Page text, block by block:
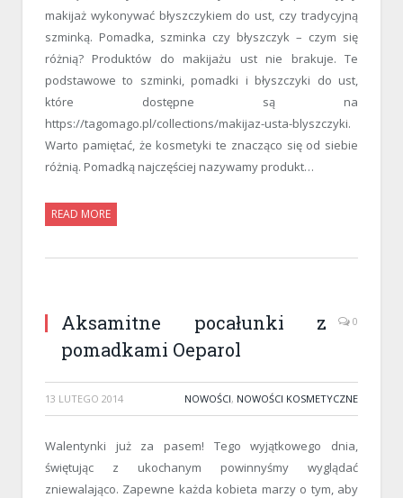
makijaż wykonywać błyszczykiem do ust, czy tradycyjną
szminką. Pomadka, szminka czy błyszczyk – czym się
różnią? Produktów do makijażu ust nie brakuje. Te
podstawowe to szminki, pomadki i błyszczyki do ust,
które dostępne są na
https://tagomago.pl/collections/makijaz-usta-blyszczyki.
Warto pamiętać, że kosmetyki te znacząco się od siebie
różnią. Pomadką najczęściej nazywamy produkt…
READ MORE
Aksamitne pocałunki z
pomadkami Oeparol
0
13 LUTEGO 2014 NOWOŚCI, NOWOŚCI KOSMETYCZNE
Walentynki już za pasem! Tego wyjątkowego dnia,
świętując z ukochanym powinnyśmy wyglądać
zniewalająco. Zapewne każda kobieta marzy o tym, aby